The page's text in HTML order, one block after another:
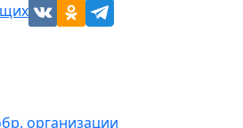
организации